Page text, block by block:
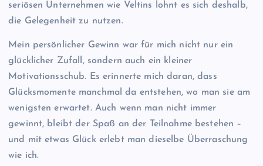
seriösen Unternehmen wie Veltins lohnt es sich deshalb,
die Gelegenheit zu nutzen.
Mein persönlicher Gewinn war für mich nicht nur ein
glücklicher Zufall, sondern auch ein kleiner
Motivationsschub. Es erinnerte mich daran, dass
Glücksmomente manchmal da entstehen, wo man sie am
wenigsten erwartet. Auch wenn man nicht immer
gewinnt, bleibt der Spaß an der Teilnahme bestehen –
und mit etwas Glück erlebt man dieselbe Überraschung
wie ich.